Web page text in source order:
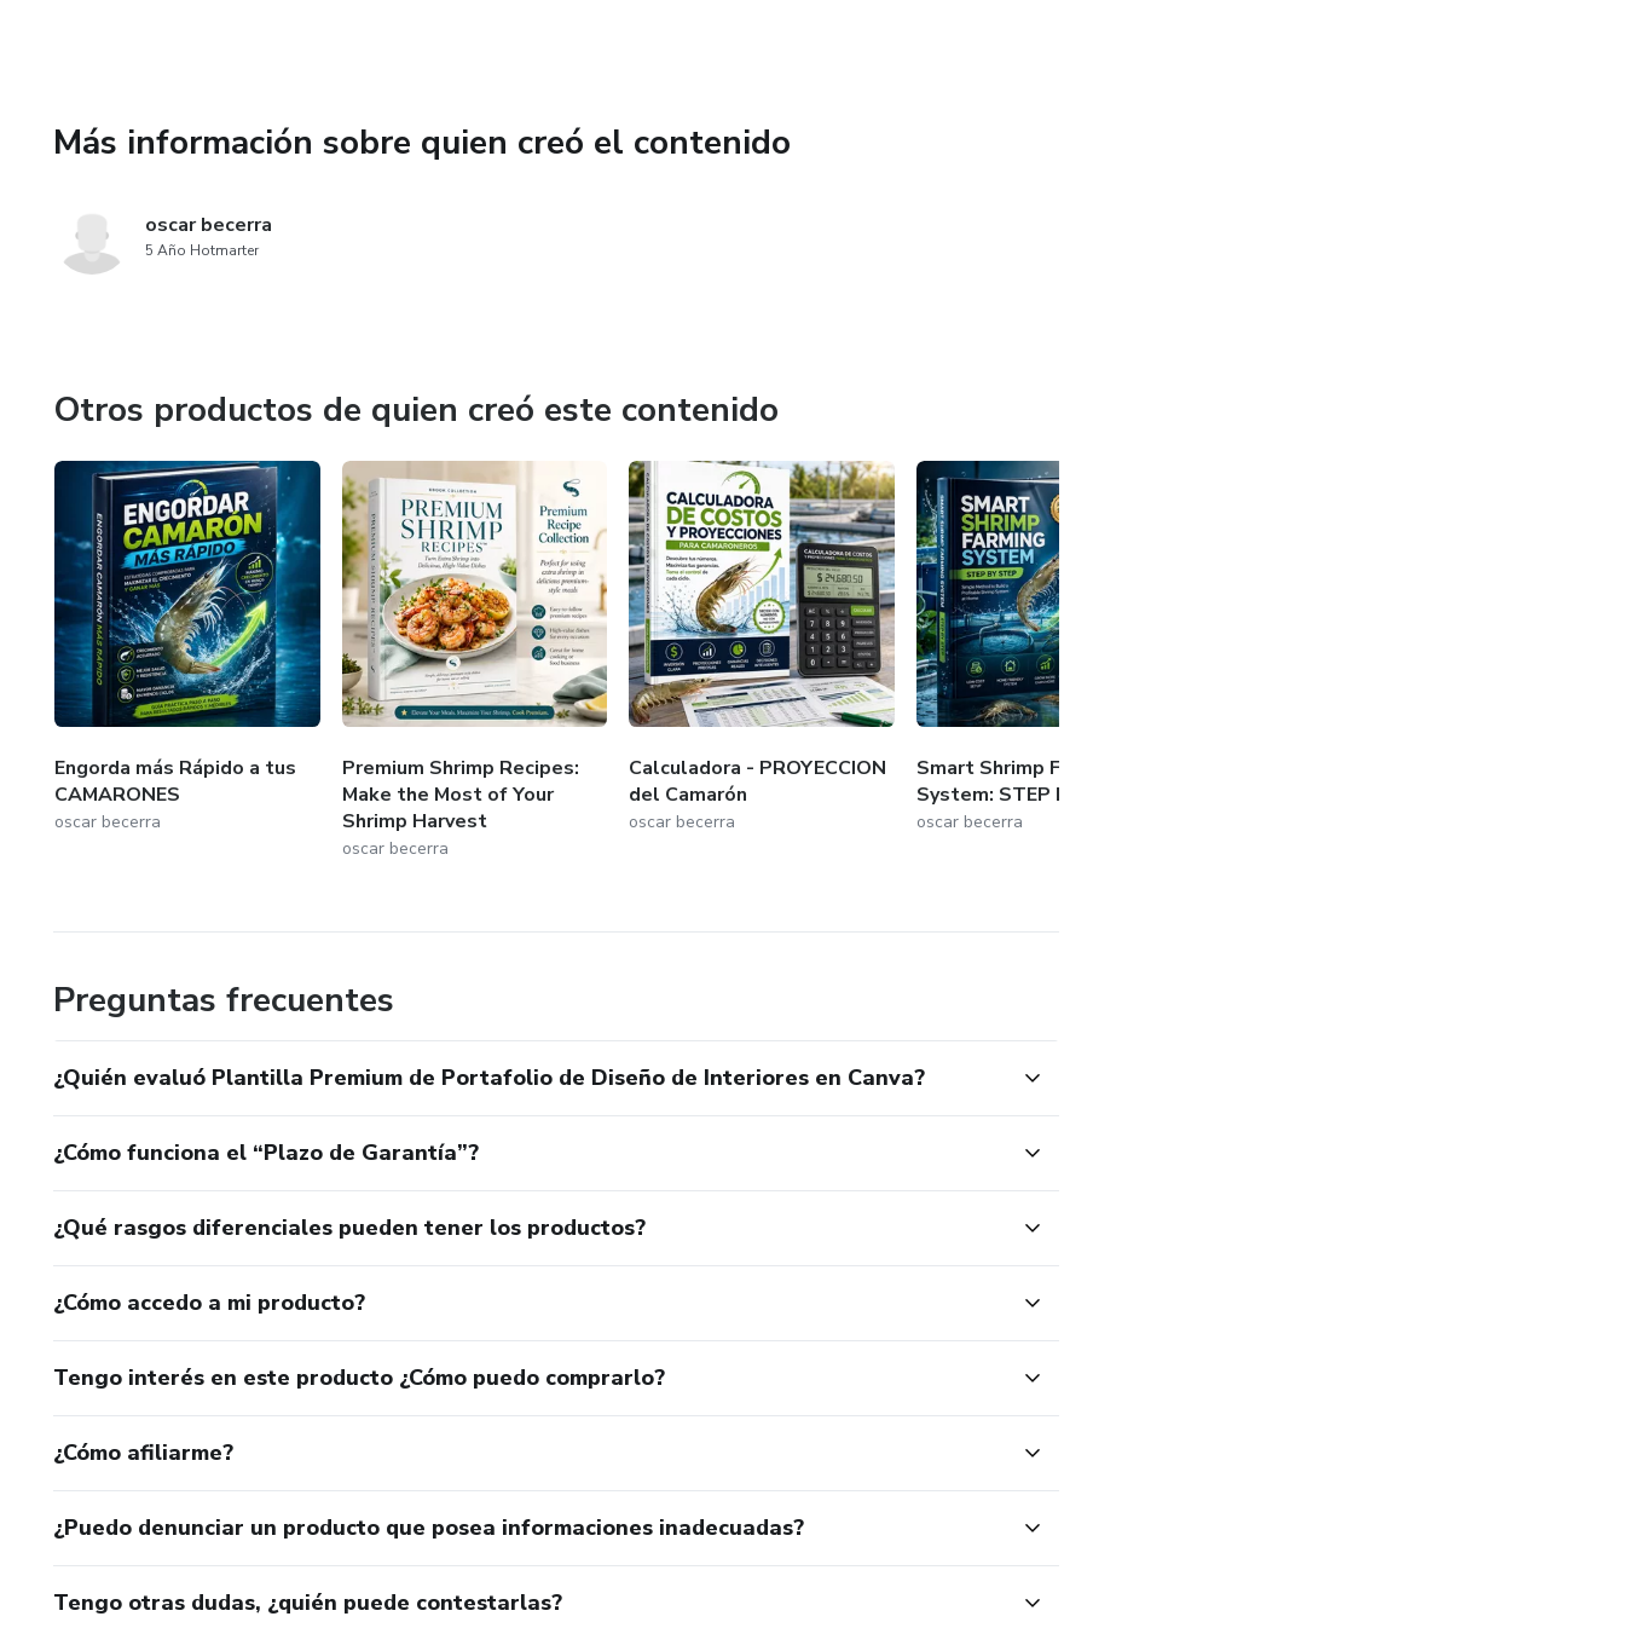
-Presentación para clientes
-Proceso de diseño
-Sección de contacto
-Currículum o perfil profesional de diseñador
-Formatos listos para personalizar en Canva
Más información sobre quien creó el contenido
oscar becerra
5 Año Hotmarter
Otros productos de quien creó este contenido
Engorda más Rápido a tus
CAMARONES
oscar becerra
Premium Shrimp Recipes:
Make the Most of Your
Shrimp Harvest
oscar becerra
Calculadora - PROYECCION
del Camarón
oscar becerra
Smart Shrimp Farming
System: STEP BY STEP
oscar becerra
Preguntas frecuentes
¿Quién evaluó Plantilla Premium de Portafolio de Diseño de Interiores en Canva?
¿Cómo funciona el “Plazo de Garantía”?
¿Qué rasgos diferenciales pueden tener los productos?
¿Cómo accedo a mi producto?
Tengo interés en este producto ¿Cómo puedo comprarlo?
¿Cómo afiliarme?
¿Puedo denunciar un producto que posea informaciones inadecuadas?
Tengo otras dudas, ¿quién puede contestarlas?